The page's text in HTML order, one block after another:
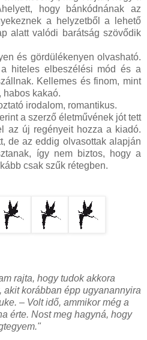
hogy bánkódnának az
a helyzetből a lehető
alatt valódi barátság szövődik
és gördülékenyen olvasható.
hiteles elbeszélési mód és a
Kellemes és finom, mint
habos kakaó.
irodalom, romantikus.
a szerző életművének jót tett
az új regényeit hozza a kiadó.
de az eddig olvasottak alapján
így nem biztos, hogy a
csak szűk rétegben.
rajta, hogy tudok akkora
korábban épp ugyanannyira
– Volt idő, ammikor még a
érte. Nost meg hagyná, hogy